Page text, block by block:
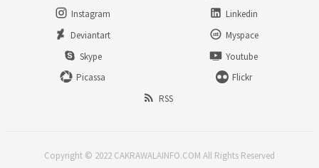
Instagram
Linkedin
Deviantart
Myspace
Skype
Youtube
Picassa
Flickr
RSS
Copyright © 2022 CAKRAWALAINFO.COM All Rights Reserved